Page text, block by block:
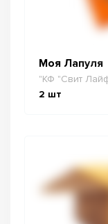
Моя Лапуля
"КФ "Свит
2 шт